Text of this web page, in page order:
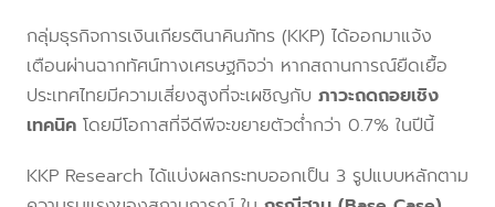
กลุ่มธุรกิจการเงินเกียรตินาคินภัทร (KKP) ได้ออกมาแจ้ง
เตือนผ่านฉากทัศน์ทางเศรษฐกิจว่า หากสถานการณ์ยืดเยื้อ
ประเทศไทยมีความเสี่ยงสูงที่จะเผชิญกับ ภาวะถดถอยเชิง
เทคนิค โดยมีโอกาสที่จีดีพีจะขยายตัวต่ำกว่า 0.7% ในปีนี้
KKP Research ได้แบ่งผลกระทบออกเป็น 3 รูปแบบหลักตาม